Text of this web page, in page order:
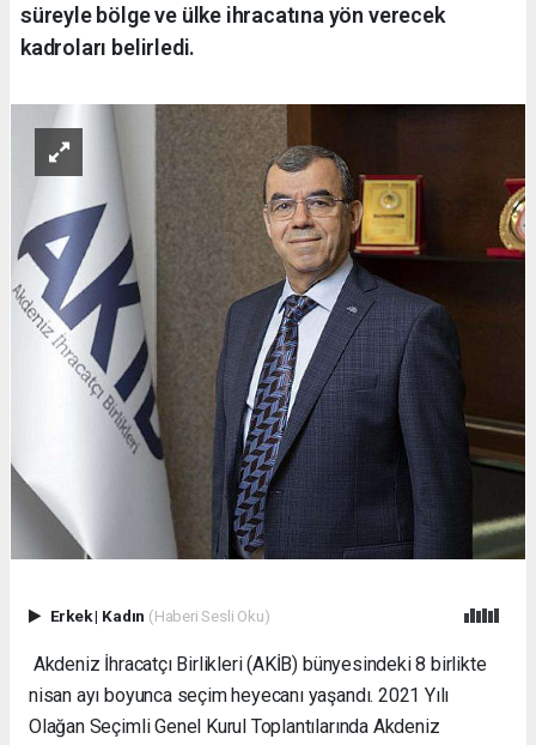
süreyle bölge ve ülke ihracatına yön verecek
kadroları belirledi.
Erkek| Kadın (Haberi Sesli Oku)
Akdeniz İhracatçı Birlikleri (AKİB) bünyesindeki 8 birlikte
nisan ayı boyunca seçim heyecanı yaşandı. 2021 Yılı
Olağan Seçimli Genel Kurul Toplantılarında Akdeniz